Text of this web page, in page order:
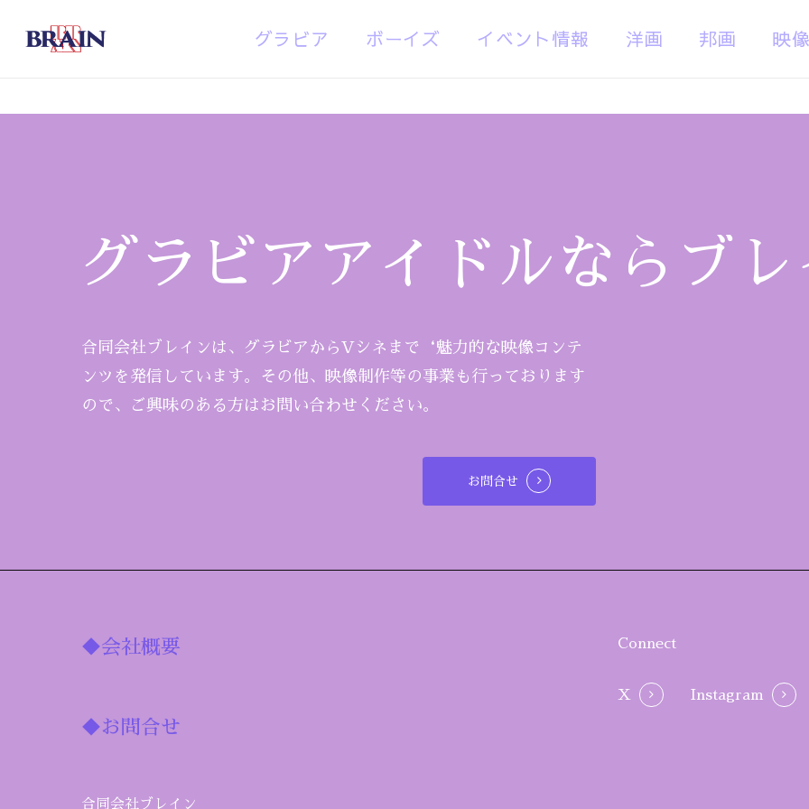
Hit enter to search or ESC to close
グラビア ボーイズ イベント情報 洋画 邦画 映
グラビアアイドルならブレ
合同会社ブレインは、グラビアからVシネまで‘魅力的な映像コンテ
ンツを発信しています。その他、映像制作等の事業も行っております
ので、ご興味のある方はお問い合わせください。
お問合せ
◆会社概要
◆お問合せ
合同会社ブレイン
Connect
X Instagram